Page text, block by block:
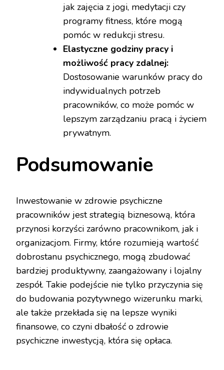
jak zajęcia z jogi, medytacji czy
programy fitness, które mogą
pomóc w redukcji stresu.
Elastyczne godziny pracy i
możliwość pracy zdalnej:
Dostosowanie warunków pracy do
indywidualnych potrzeb
pracowników, co może pomóc w
lepszym zarządzaniu pracą i życiem
prywatnym.
Podsumowanie
Inwestowanie w zdrowie psychiczne
pracowników jest strategią biznesową, która
przynosi korzyści zarówno pracownikom, jak i
organizacjom. Firmy, które rozumieją wartość
dobrostanu psychicznego, mogą zbudować
bardziej produktywny, zaangażowany i lojalny
zespół. Takie podejście nie tylko przyczynia się
do budowania pozytywnego wizerunku marki,
ale także przekłada się na lepsze wyniki
finansowe, co czyni dbałość o zdrowie
psychiczne inwestycją, która się opłaca.